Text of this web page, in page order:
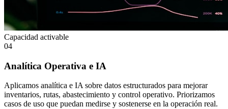
Capacidad activable
04
Analítica Operativa e IA
Aplicamos analítica e IA sobre datos estructurados para mejorar
inventarios, rutas, abastecimiento y control operativo. Priorizamos
casos de uso que puedan medirse y sostenerse en la operación real.